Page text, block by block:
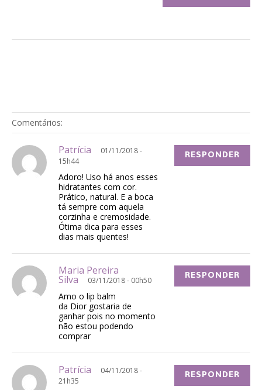
Comentários:
Patrícia
01/11/2018 -
15h44
Adoro! Uso há anos esses
hidratantes com cor.
Prático, natural. E a boca
tá sempre com aquela
corzinha e cremosidade.
Ótima dica para esses
dias mais quentes!
RESPONDER
Maria Pereira
Silva 03/11/2018 - 00h50
Amo o lip balm
da Dior gostaria de
ganhar pois no momento
não estou podendo
comprar
RESPONDER
Patrícia
04/11/2018 -
21h35
RESPONDER